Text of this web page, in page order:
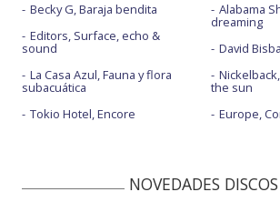
Becky G, Baraja bendita
Editors, Surface, echo &
sound
La Casa Azul, Fauna y flora
subacuática
Tokio Hotel, Encore
Alabama
dreaming
David
the sun
Europe,
NOVEDADES DISCOS